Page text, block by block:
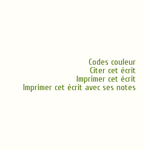
Codes couleur
Citer cet écrit
Imprimer cet écrit
Imprimer cet écrit avec ses notes